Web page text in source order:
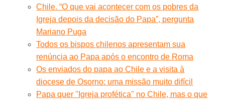
Chile. “O que vai acontecer com os pobres da
Igreja depois da decisão do Papa”, pergunta
Mariano Puga
Todos os bispos chilenos apresentam sua
renúncia ao Papa após o encontro de Roma
Os enviados do papa ao Chile e a visita à
diocese de Osorno: uma missão muito difícil
Papa quer ''Igreja profética'' no Chile, mas o que